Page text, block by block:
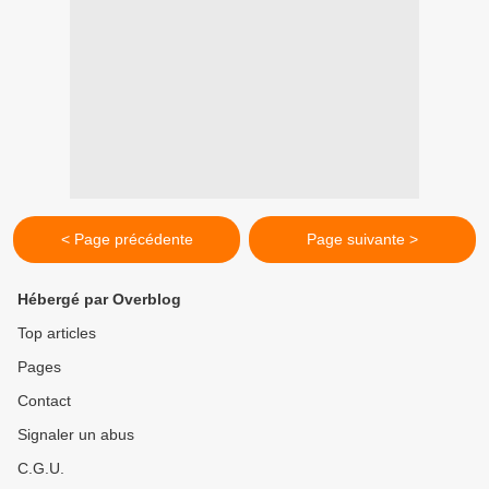
< Page précédente Page suivante >
Hébergé par Overblog
Top articles
Pages
Contact
Signaler un abus
C.G.U.